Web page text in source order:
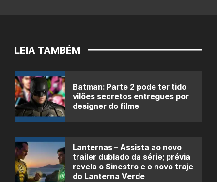
LEIA TAMBÉM
Batman: Parte 2 pode ter tido
vilões secretos entregues por
designer do filme
Lanternas – Assista ao novo
trailer dublado da série; prévia
revela o Sinestro e o novo traje
do Lanterna Verde